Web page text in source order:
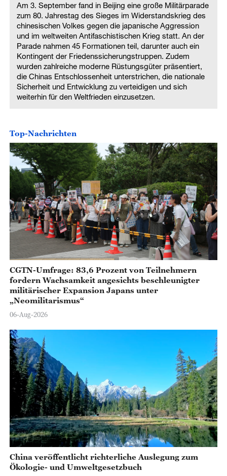
Am 3. September fand in Beijing eine große Militärparade
zum 80. Jahrestag des Sieges im Widerstandskrieg des
chinesischen Volkes gegen die japanische Aggression
und im weltweiten Antifaschistischen Krieg statt. An der
Parade nahmen 45 Formationen teil, darunter auch ein
Kontingent der Friedenssicherungstruppen. Zudem
wurden zahlreiche moderne Rüstungsgüter präsentiert,
die Chinas Entschlossenheit unterstrichen, die nationale
Sicherheit und Entwicklung zu verteidigen und sich
weiterhin für den Weltfrieden einzusetzen.
Top-Nachrichten
CGTN-Umfrage: 83,6 Prozent von Teilnehmern
fordern Wachsamkeit angesichts beschleunigter
militärischer Expansion Japans unter
„Neomilitarismus“
06-Aug-2026
China veröffentlicht richterliche Auslegung zum
Ökologie- und Umweltgesetzbuch